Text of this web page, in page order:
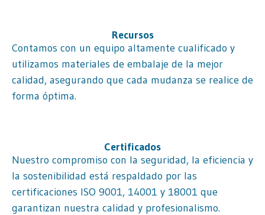
Recursos
Contamos con un equipo altamente cualificado y
utilizamos materiales de embalaje de la mejor
calidad, asegurando que cada mudanza se realice de
forma óptima.
Certificados
Nuestro compromiso con la seguridad, la eficiencia y
la sostenibilidad está respaldado por las
certificaciones ISO 9001, 14001 y 18001 que
garantizan nuestra calidad y profesionalismo.